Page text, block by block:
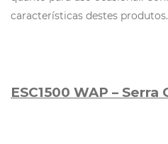
características destes produtos.
ESC1500 WAP – Serra